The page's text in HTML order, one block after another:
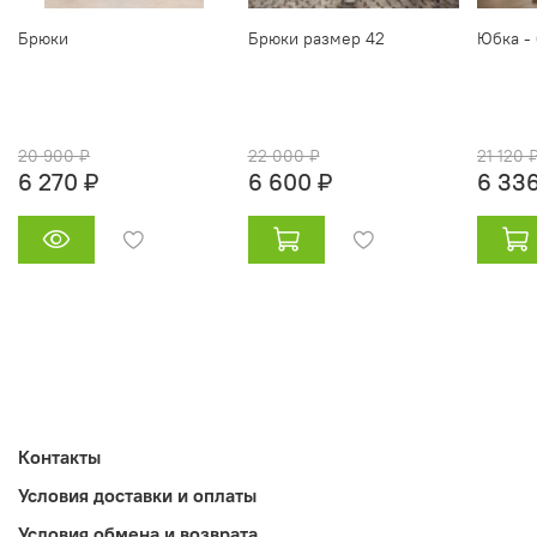
Брюки
20 900 ₽
6 270 ₽
Брюки размер 42
22 000 ₽
6 600 ₽
Юбка -
21 120
6
Контакты
Условия доставки и оплаты